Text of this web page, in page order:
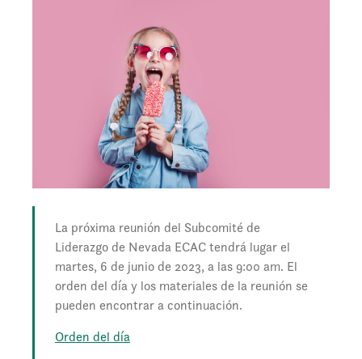
La próxima reunión del Subcomité de
Liderazgo de Nevada ECAC tendrá lugar el
martes, 6 de junio de 2023, a las 9:00 am. El
orden del día y los materiales de la reunión se
pueden encontrar a continuación.
Orden del día